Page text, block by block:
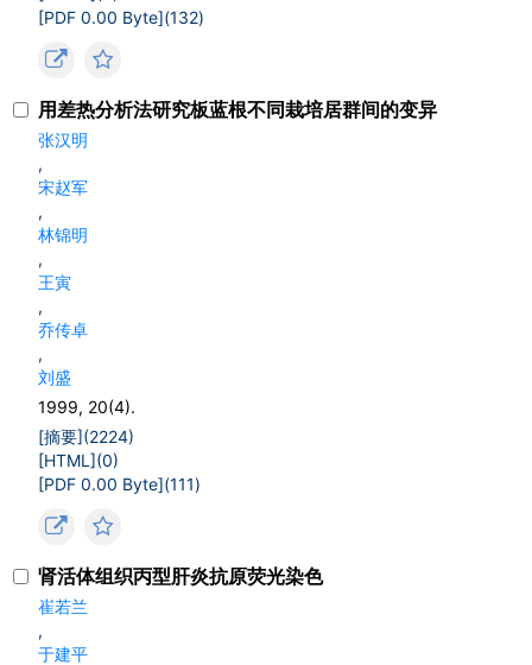
[PDF 0.00 Byte](132)
用差热分析法研究板蓝根不同栽培居群间的变异
张汉明
,
宋赵军
,
林锦明
,
王寅
,
乔传卓
,
刘盛
1999, 20(4).
[摘要](2224)
[HTML](0)
[PDF 0.00 Byte](111)
肾活体组织丙型肝炎抗原荧光染色
崔若兰
,
于建平